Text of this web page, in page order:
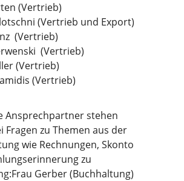
(Vertrieb)
(Vertrieb und Export)
(Vertrieb)
(Vertrieb)
(Vertrieb)
(Vertrieb)
Ansprechpartner stehen
Fragen zu Themen aus der
wie Rechnungen, Skonto
zu
Gerber (Buchhaltung)